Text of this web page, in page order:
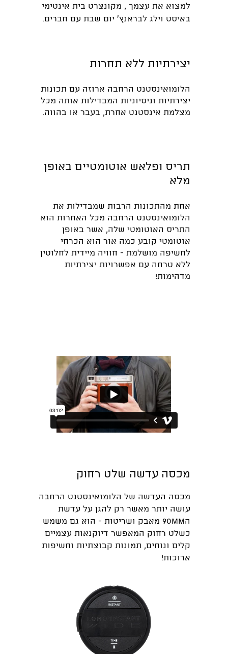
למצוא את עצמך , מקונצרט בית אינטימי
באיסט וילג לבראנץ' יום שבת עם חברים.
יצירתיות ללא תחרות
הלומואינסטנט הרחבה ארוזה עם תכונות
יצירתיות וניסיוניות המבדילות אותה מכל
מצלמת אינסטנט אחרת, בעבר או בהווה.
תריס ופלאש אוטומטיים באופן
מלא
אחת מהתכונות הרבות שמבדילות את
הלומואינסטנט הרחבה מכל האחרות הוא
התריס האוטומטי שלה, אשר באופן
אוטומטי קובע כמה אור הוא הכרחי
לחשיפה מושלמת - חוויה מיידית לחלוטין
ללא טרחה עם אפשרויות יצירתיות
מדהימות!
מכסה עדשה שלט רחוק
מכסה העדשה של הלומואינסטנט הרחבה
עושה יותר מאשר רק להגן על עדשת
ה90mm מאבק ושריטות - הוא גם משמש
כשלט רחוק המאפשר דיוקנאות עצמיים
קלים ונוחים, תמונות קבוצתיות וחשיפות
ארוכות!